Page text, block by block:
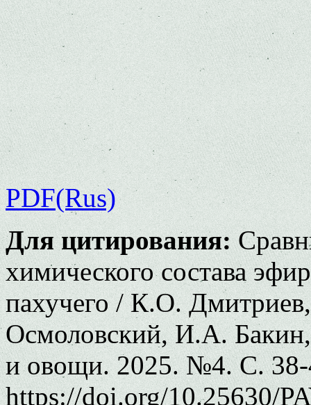
PDF(Rus)
Для цитирования:
химического состава
пахучего / К.О.
Осмоловский, И.А.
и овощи. 2025. №4. С.
https://doi.org/10.25630/